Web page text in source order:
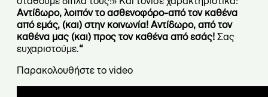
Αντίδωρο, λοιπόν το ασθενοφόρο-από τον καθένα
από εμάς, (και) στην κοινωνία! Αντίδωρο, από τον
καθένα μας (και) προς τον καθένα από εσάς! Σας
ευχαριστούμε.“
Παρακολουθήστε το video